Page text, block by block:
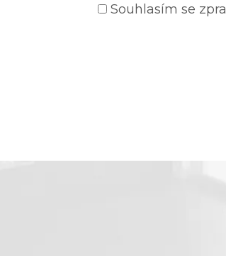
Souhlasím se